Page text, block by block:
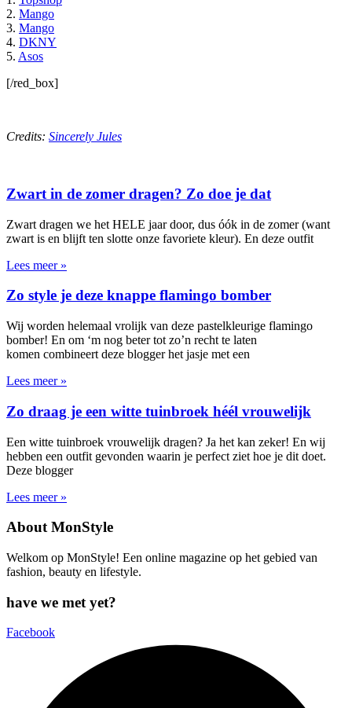
2. Mango
3. Mango
4. DKNY
5. Asos
[/red_box]
Credits: Sincerely Jules
Zwart in de zomer dragen? Zo doe je dat
Zwart dragen we het HELE jaar door, dus óók in de zomer (want
zwart is en blijft ten slotte onze favoriete kleur). En deze outfit
Lees meer »
Zo style je deze knappe flamingo bomber
Wij worden helemaal vrolijk van deze pastelkleurige flamingo
bomber! En om ‘m nog beter tot zo’n recht te laten
komen combineert deze blogger het jasje met een
Lees meer »
Zo draag je een witte tuinbroek héél vrouwelijk
Een witte tuinbroek vrouwelijk dragen? Ja het kan zeker! En wij
hebben een outfit gevonden waarin je perfect ziet hoe je dit doet.
Deze blogger
Lees meer »
About MonStyle
Welkom op MonStyle! Een online magazine op het gebied van
fashion, beauty en lifestyle.
have we met yet?
Facebook